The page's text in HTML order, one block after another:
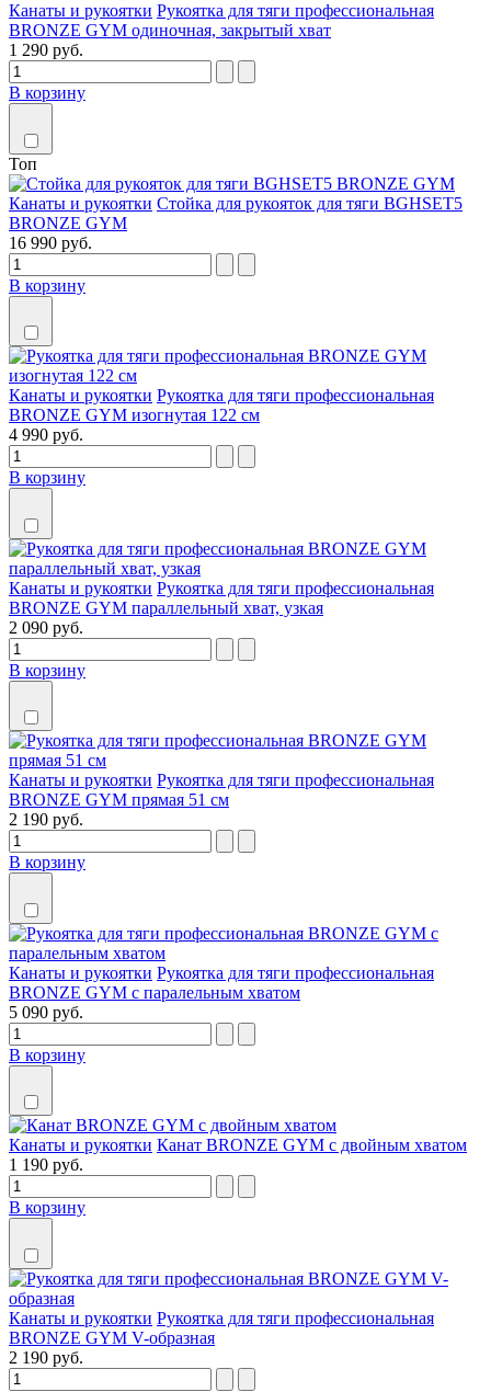
Канаты и рукоятки Рукоятка для тяги профессиональная
BRONZE GYM одиночная, закрытый хват
1 290 руб.
В корзину
Топ
Канаты и рукоятки Стойка для рукояток для тяги BGHSET5
BRONZE GYM
16 990 руб.
В корзину
Канаты и рукоятки Рукоятка для тяги профессиональная
BRONZE GYM изогнутая 122 см
4 990 руб.
В корзину
Канаты и рукоятки Рукоятка для тяги профессиональная
BRONZE GYM параллельный хват, узкая
2 090 руб.
В корзину
Канаты и рукоятки Рукоятка для тяги профессиональная
BRONZE GYM прямая 51 см
2 190 руб.
В корзину
Канаты и рукоятки Рукоятка для тяги профессиональная
BRONZE GYM с паралельным хватом
5 090 руб.
В корзину
Канаты и рукоятки Канат BRONZE GYM с двойным хватом
1 190 руб.
В корзину
Канаты и рукоятки Рукоятка для тяги профессиональная
BRONZE GYM V-образная
2 190 руб.